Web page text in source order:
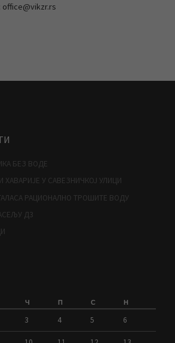
office@vikzr.rs
БЕЗ ВОДЕ
ХАВАРИЈЕ У САВЕЗНИЧКОЈ УЛИЦИ
РАЦИОНАЛНО ТРОШИТЕ ВОДУ
Д3
Ч П С Н
3 4 5 6